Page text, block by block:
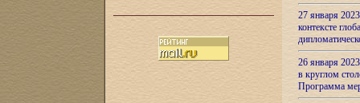
27 января
контексте
26 января
в круглом
Программа